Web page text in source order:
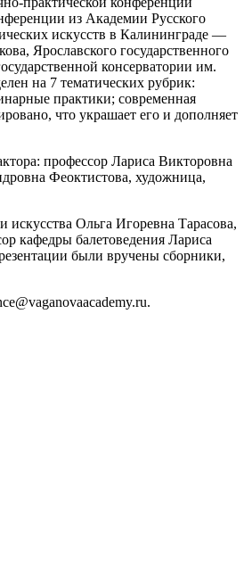
из Академии Русского
искусств в Калининграде —
Ярославского государственного
консерватории им.
на 7 тематических рубрик:
практики; современная
что украшает его и дополняет
профессор Лариса Викторовна
Феоктистова, художница,
Ольга Игоревна Тарасова,
кафедры балетоведения Лариса
были вручены сборники,